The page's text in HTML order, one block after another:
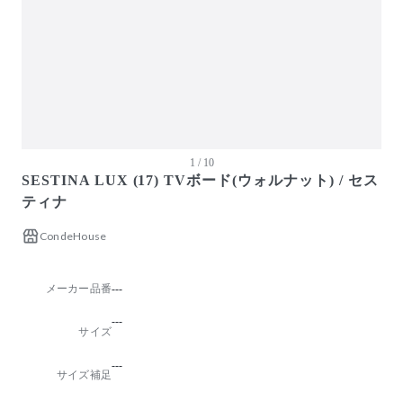
1 / 10
SESTINA LUX (17) TVボード(ウォルナット) / セス
ティナ
CondeHouse
メーカー品番---
サイズ
---
サイズ補足
---